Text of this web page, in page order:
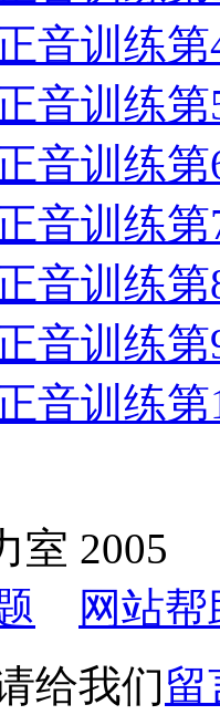
音训练
音训练
音训练
音训练
音训练
音训练
音训练
力室
网站帮
给我们留